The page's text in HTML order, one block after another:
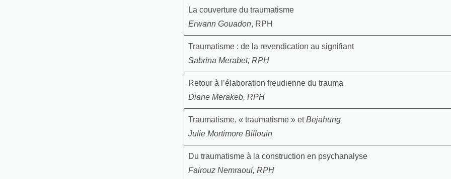
La couverture du traumatisme
Erwann Gouadon, RPH
Traumatisme : de la revendication au signifiant
Sabrina Merabet, RPH
Retour à l’élaboration freudienne du trauma
Diane Merakeb, RPH
Traumatisme, « traumatisme » etBejahung
Julie Mortimore Billouin
Du traumatisme à la construction en psychanalyse
Fairouz Nemraoui, RPH